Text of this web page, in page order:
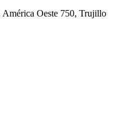
Oeste 750, Trujillo